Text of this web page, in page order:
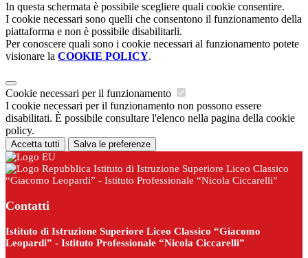
In questa schermata è possibile scegliere quali cookie consentire.
I cookie necessari sono quelli che consentono il funzionamento della
piattaforma e non è possibile disabilitarli.
Per conoscere quali sono i cookie necessari al funzionamento potete
visionare la COOKIE POLICY.
Cookie necessari per il funzionamento
I cookie necessari per il funzionamento non possono essere
disabilitati. È possibile consultare l'elenco nella pagina della cookie
policy.
Accetta tutti Salva le preferenze
Istituto di Istruzione Superiore Liceo Classico
“Giacomo Leopardi” - Istituto Professionale “Nicola Ciccarelli”
Contatti
Istituto di Istruzione Superiore Liceo Classico “Giacomo
Leopardi” - Istituto Professionale “Nicola Ciccarelli”